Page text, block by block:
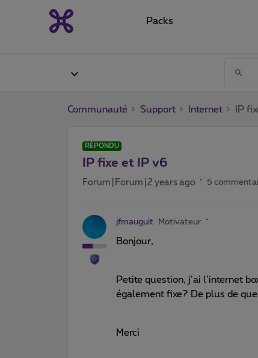
Packs
Communauté Support Internet IP
RÉPONDU
IP fixe et IP v6
Forum|Forum|2 years ago 5
jfmauguit Motivateur
Bonjour,
Petite question, j’ai l’internet
également fixe? De plus de
Merci